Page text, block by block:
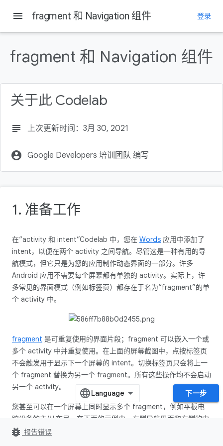
menu fragment 和 Navigation 组件 登录
fragment 和 Navigation 组件
关于此 Codelab
subject 上次更新时间：3月 30, 2021
account_circle Google Developers 培训团队 编写
1. 准备工作
在“activity 和 intent”Codelab 中，您在 Words 应用中添加了
intent，以便在两个 activity 之间导航。尽管这是一种有用的导
航模式，但它只是为您的应用制作动态界面的一部分。许多
Android 应用不需要每个屏幕都有单独的 activity。实际上，许
多常见的界面模式（例如标签页）都存在于名为“fragment”的单
个 activity 中。
fragment 是可重复使用的界面片段；fragment 可以嵌入一个或
多个 activity 中并重复使用。在上面的屏幕截图中，点按标签页
不会触发用于显示下一个屏幕的 intent。切换标签页只会将上一
个 fragment 替换为另一个 fragment。所有这些操作均不会启动
另一个 activity。
您甚至可以在一个屏幕上同时显示多个 fragment，例如平板电
脑设备的主/从布局。在下面的示例中，左侧导航界面和右侧的内
容都可以包含在一个独立的 fragment 内。这两个 fragment 同
下一步
bug_report 报告错误